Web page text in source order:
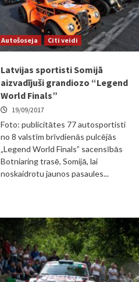
Autošoseja Citi veidi
Latvijas sportisti Somijā
aizvadījuši grandiozo “Legend
World Finals”
19/09/2017
Foto: publicitātes 77 autosportisti
no 8 valstīm brīvdienās pulcējās
„Legend World Finals” sacensībās
Botniaring trasē, Somijā, lai
noskaidrotu jaunos pasaules...